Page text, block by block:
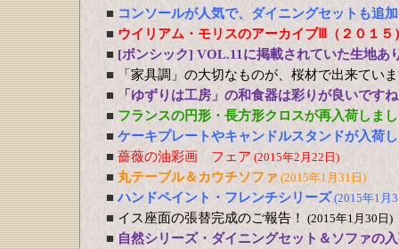
■ コンソールが人気で、ダイニングセットも追
■ ウイリアム・モリスのアーカイブⅢ（２０１５
■ [ボンシック] VOL.11に掲載されていた生地あ
■
「家具調」の大切なものが、桜材で出来てい
■
「ゆずりは工房」の和食器は彩りが良いです
■ フランスの円形・長方形クロスが再入荷しま
■ ケーキプレートやキャンドルスタンドが入荷
■ 薔薇の油彩画 フェア (2015年2月22日)
■ 丸テーブル＆カウチソファ (2015年1月31日)
■ ハンドペイント・フレンチシリーズ (2015年1月
■ イス座面の張替完成のご報告！ (2015年1月30日)
■ 自然シリーズ・ダイニングセット＆ソファの